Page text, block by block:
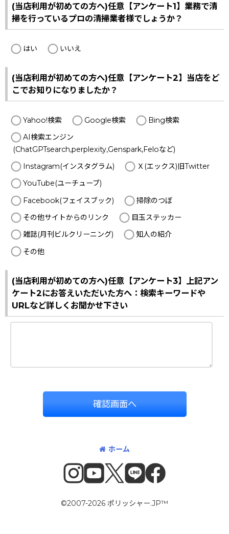
(当店利用が初めての方へ)任意【アンケート1】業務で清
掃を行っているプロの清掃業者様でしょうか？
はい いいえ
(当店利用が初めての方へ)任意【アンケート2】当店をど
こでお知りになりましたか？
Yahoo!検索 Google検索
Bing検索
AI検索エンジン
(ChatGPTsearch,perplexity,Genspark,Feloなど)
Instagram(インスタグラム)
Ｘ(エックス)旧Twitter
YouTube(ユーチューブ)
Facebook(フェイスブック)
掃除のつぼ
その他サイトからのリンク
目玉ステッカー
雑誌(月刊ビルクリーニング)
知人の紹介
その他
(当店利用が初めての方へ)任意【アンケート3】上記アン
ケート2にお答えいただいた方へ：検索キーワードや
URLなど詳しくお聞かせ下さい
確認画面へ
ホーム
©2007-2026 ポリッシャー.JP™